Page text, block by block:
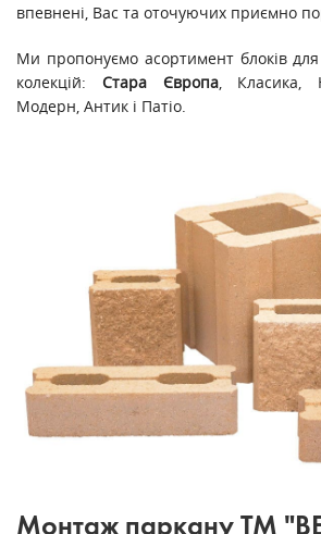
впевнені, Вас та оточуючих приємно
Ми пропонуємо асортимент блоків
колекцій: Стара Європа, Класика,
Модерн, Антик і Патіо.
Монтаж паркану ТМ